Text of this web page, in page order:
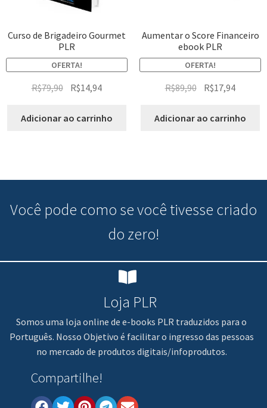
Curso de Brigadeiro Gourmet
PLR
OFERTA!
R$79,90 R$14,94
Adicionar ao carrinho
Aumentar o Score Financeiro
ebook PLR
OFERTA!
R$89,90 R$17,94
Adicionar ao carrinho
Você pode como se você tivesse criado
do zero!
Loja PLR
Somos uma loja online de e-books PLR traduzidos para o
Português. Nosso Objetivo é facilitar o ingresso das pessoas
no mercado de produtos digitais/infoprodutos.
Compartilhe!